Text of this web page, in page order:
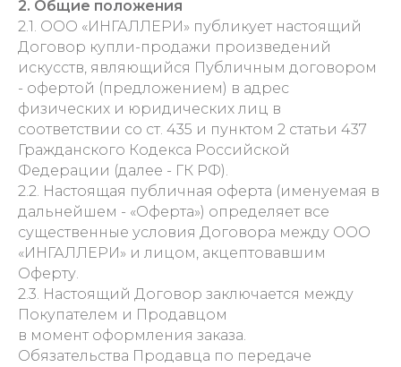
2. Общие положения
2.1. ООО «ИНГАЛЛЕРИ» публикует настоящий
Договор купли-продажи произведений
искусств, являющийся Публичным договором
- офертой (предложением) в адрес
физических и юридических лиц в
соответствии со ст. 435 и пунктом 2 статьи 437
Гражданского Кодекса Российской
Федерации (далее - ГК РФ).
2.2. Настоящая публичная оферта (именуемая в
дальнейшем - «Оферта») определяет все
существенные условия Договора между ООО
«ИНГАЛЛЕРИ» и лицом, акцептовавшим
Оферту.
2.3. Настоящий Договор заключается между
Покупателем и Продавцом
в момент оформления заказа.
Обязательства Продавца по передаче